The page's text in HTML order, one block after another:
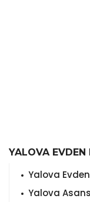
YALOVA EVDEN
Yalova
Yalova